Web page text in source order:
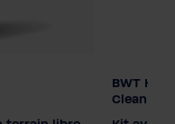
BWT Kit
Clean